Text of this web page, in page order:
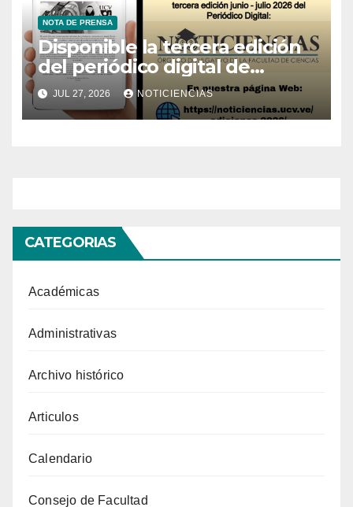
NOTA DE PRENSA
Disponible la tercera edición
del periódico digital de
Noticiencias 2026
JUL 27, 2026 NOTICIENCIAS
CATEGORIAS
Académicas
Administrativas
Archivo histórico
Articulos
Calendario
Consejo de Facultad